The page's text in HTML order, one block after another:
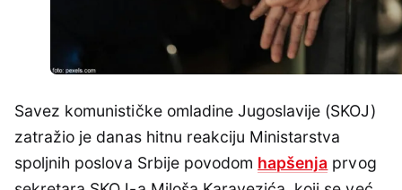
Savez komunističke omladine Jugoslavije (SKOJ)
zatražio je danas hitnu reakciju Ministarstva
spoljnih poslova Srbije povodom hapšenja prvog